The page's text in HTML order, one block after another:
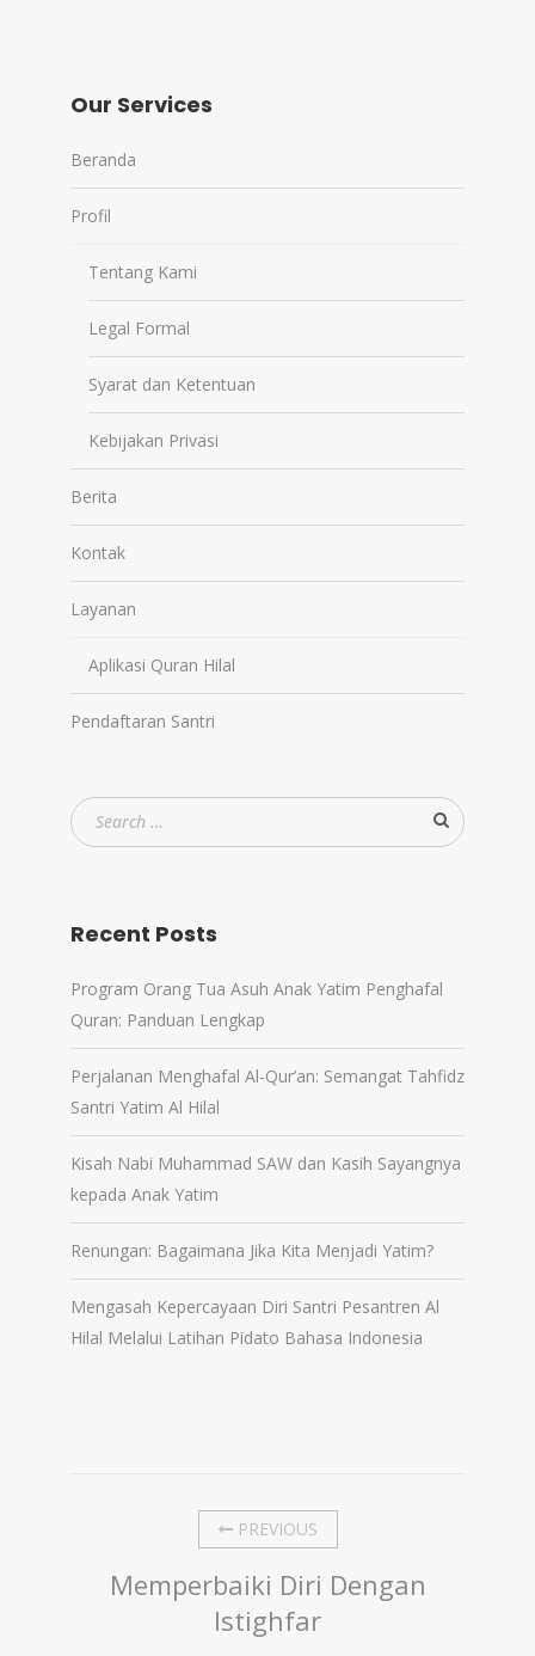
Our Services
Beranda
Profil
Tentang Kami
Legal Formal
Syarat dan Ketentuan
Kebijakan Privasi
Berita
Kontak
Layanan
Aplikasi Quran Hilal
Pendaftaran Santri
Recent Posts
Program Orang Tua Asuh Anak Yatim Penghafal
Quran: Panduan Lengkap
Perjalanan Menghafal Al-Qur’an: Semangat Tahfidz
Santri Yatim Al Hilal
Kisah Nabi Muhammad SAW dan Kasih Sayangnya
kepada Anak Yatim
Renungan: Bagaimana Jika Kita Menjadi Yatim?
Mengasah Kepercayaan Diri Santri Pesantren Al
Hilal Melalui Latihan Pidato Bahasa Indonesia
PREVIOUS
Memperbaiki Diri Dengan
Istighfar